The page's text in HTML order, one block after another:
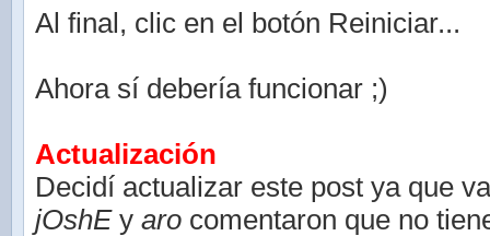
Al final, clic en el botón Reiniciar...
Ahora sí debería funcionar ;)
Actualización
Decidí actualizar este post ya que
jOshEy aro comentaron que no